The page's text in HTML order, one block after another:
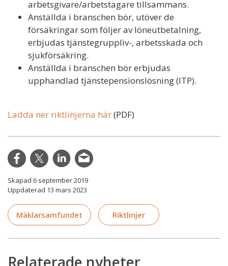
arbetsgivare/arbetstagare tillsammans.
Anställda i branschen bör, utöver de
försäkringar som följer av löneutbetalning,
erbjudas tjänstegruppliv-, arbetsskada och
sjukförsäkring.
Anställda i branschen bör erbjudas
upphandlad tjänstepensionslösning (ITP).
Ladda ner riktlinjerna här(PDF)
Skapad 6 september 2019
Uppdaterad 13 mars 2023
Mäklarsamfundet Riktlinjer
Relaterade nyheter